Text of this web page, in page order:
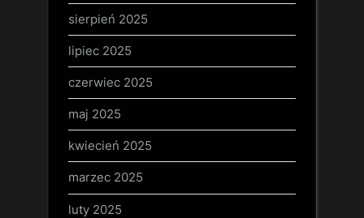
sierpień 2025
lipiec 2025
czerwiec 2025
maj 2025
kwiecień 2025
marzec 2025
luty 2025